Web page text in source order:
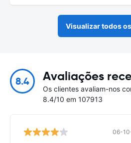
Visualizar todos
8.4 Avaliações
Os clientes avaliam-nos
8.4/10 em 107913
06-